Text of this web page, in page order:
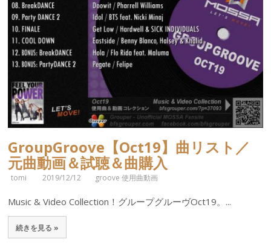
GroupGroove【Oct19】曲リスト／
元曲動画＆試聴＆曲購入
tomi 2019/12/12 groove 使用曲動画
Music & Video Collection！グループグルーヴOct19。...
続きを見る »